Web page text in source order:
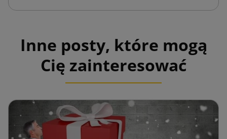
Inne posty, które mogą
Cię zainteresować